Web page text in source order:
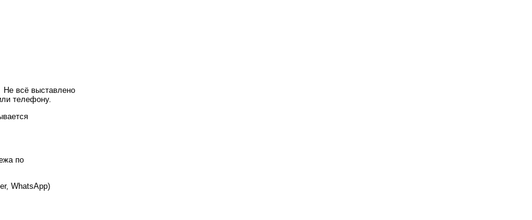
Не всё выставлено
телефону.
по
WhatsApp)